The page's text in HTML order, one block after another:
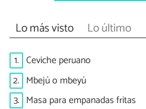
Lo más visto Lo último
1. Ceviche peruano
2. Mbejú o mbeyú
3. Masa para empanadas fritas